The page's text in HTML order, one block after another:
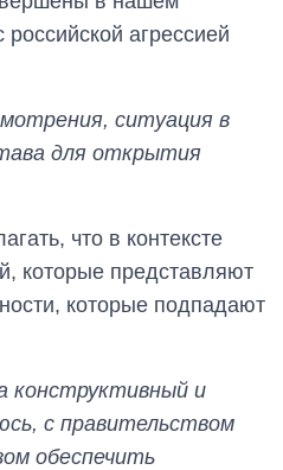
агрессией
ситуация в
для открытия
что в контексте
которые представляют
которые подпадают
конструктивный и
с правительством
обеспечить
картофеля
Украине до и во
время большой
войны